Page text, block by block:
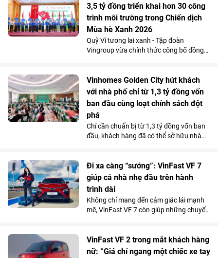
3,5 tỷ đồng triển khai hơn 30 công
trình môi trường trong Chiến dịch
Mùa hè Xanh 2026
Quỹ Vì tương lai xanh - Tập đoàn
Vingroup vừa chính thức công bố đồng
Nguồn lực này sẽ được sử dụng để triển
khai hơn 30 công trình môi trường cộng
đồng tại 11 tỉnh, thành phố, góp phần cải
thiện điều kiện sống, bảo vệ môi trường
và mang lại lợi ích cho hơn 100.000
người dân trên cả nước.
Vinhomes Golden City hút khách
với nhà phố chỉ từ 1,3 tỷ đồng vốn
ban đầu cùng loạt chính sách đột
phá
Chỉ cần chuẩn bị từ 1,3 tỷ đồng vốn ban
đầu, khách hàng đã có thể sở hữu nhà
tâm cùng chính sách hỗ trợ lãi suất tốt
bậc nhất thị trường từ chủ đầu tư đang
giúp dự án thu hút người mua ở thực lẫn
nhà đầu tư tìm kiếm sản phẩm có khả
năng khai thác kinh doanh và tăng giá
lâu dài.
Đi xa càng “sướng”: VinFast VF 7
giúp cả nhà nhẹ đầu trên hành
trình dài
Không chỉ mang đến cảm giác lái mạnh
mẽ, VinFast VF 7 còn giúp những chuyến
lái trên mọi cung đường.
VinFast VF 2 trong mắt khách hàng
nữ: “Giá chỉ ngang một chiếc xe tay